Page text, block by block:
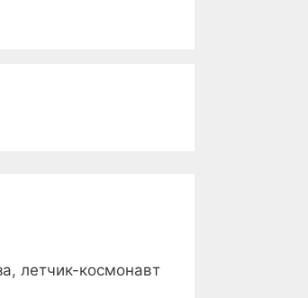
летчик-космонавт